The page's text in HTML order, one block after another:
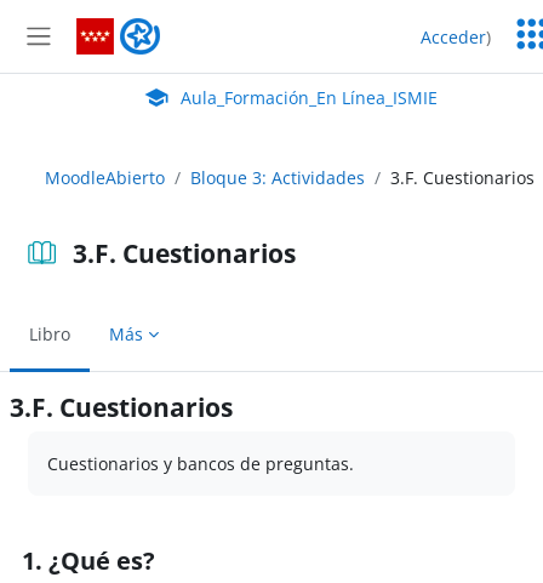
Panel lateral
Aula_Formación_En Línea_ISMIE Acceder)
Aula Virtual de EducaMadrid:
Aula_Formación_En Línea_ISMIE
MoodleAbierto Bloque 3: Actividades 3.F. Cuestionarios
3.F. Cuestionarios
Libro Más
3.F. Cuestionarios
Cuestionarios y bancos de preguntas.
1. ¿Qué es?